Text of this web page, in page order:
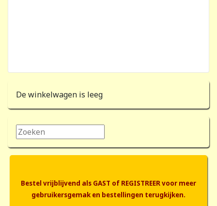
De winkelwagen is leeg
Zoeken...
Bestel vrijblijvend als GAST of REGISTREER voor meer
gebruikersgemak en bestellingen terugkijken.